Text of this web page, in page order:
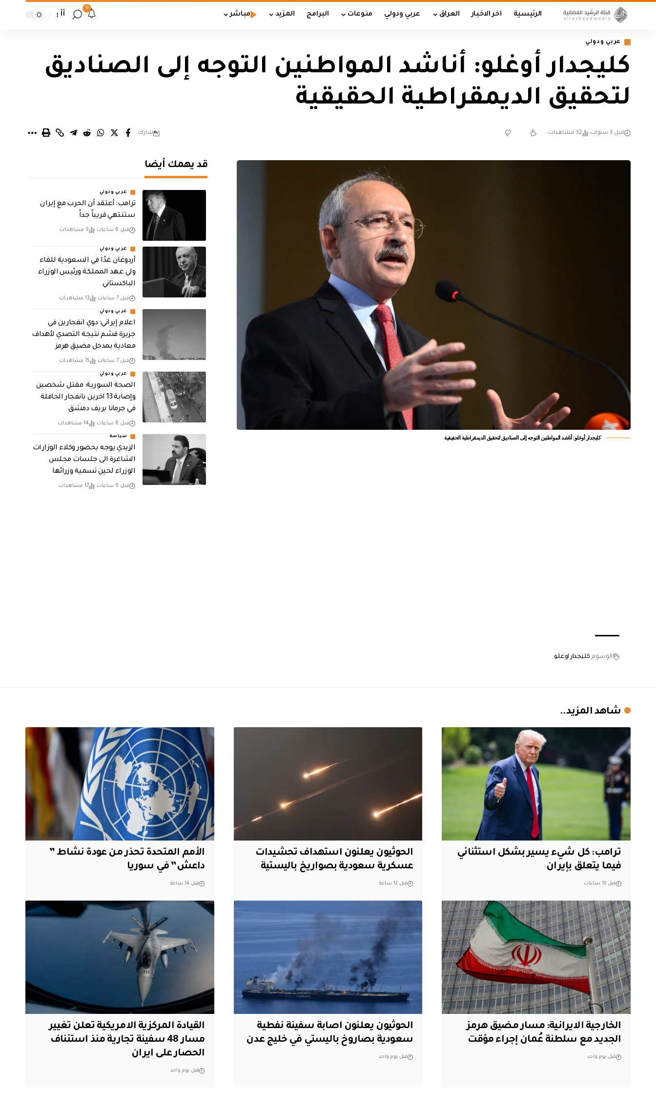
الرئيسية اخر الاخبار العراق عربي ودولي منوعات البرامج المزيد مباشر
9
أأ
عربي ودولي
كليجدار أوغلو: أناشد المواطنين التوجه إلى الصناديق
لتحقيق الديمقراطية الحقيقية
قبل 3 سنوات 32 مشاهدات شارك
كليجدار أوغلو: أناشد المواطنين التوجه إلى الصناديق لتحقيق الديمقراطية الحقيقية
الوسوم كليجدار اوغلو
قد يهمك أيضا
عربي ودولي
‏ترامب: أعتقد أن الحرب مع إيران
ستنتهي قريباً جداً
قبل 6 ساعات 9 مشاهدات
عربي ودولي
أردوغان غدًا في السعودية للقاء
ولي عهد المملكة ورئيس الوزراء
الباكستاني
قبل 7 ساعات 13 مشاهدات
عربي ودولي
اعلام إيراني: دوي انفجارين في
جزيرة قشم نتيجة التصدي لأهداف
معادية بمدخل مضيق هرمز
قبل 7 ساعات 15 مشاهدات
عربي ودولي
الصحة السورية: مقتل شخصين
وإصابة 13 اخرين بانفجار الحافلة
في جرمانا بريف دمشق
قبل 8 ساعات 14 مشاهدات
سياسة
الزيدي يوجه بحضور وكلاء الوزارات
الشاغرة الى جلسات مجلس
الوزراء لحين تسمية وزرائها
قبل 9 ساعات 17 مشاهدات
شاهد المزيد..
ترامب: كل شيء يسير بشكل استثنائي
فيما يتعلق بإيران
قبل 10 ساعات
الحوثيون يعلنون استهداف تحشيدات
عسكرية سعودية بصواريخ باليستية
قبل 12 ساعة
الأمم المتحدة تحذر من عودة نشاط ”
داعش” في سوريا
قبل 14 ساعة
الخارجية الايرانية: مسار مضيق هرمز
الجديد مع سلطنة عُمان إجراء مؤقت
قبل يوم واحد
الحوثيون يعلنون اصابة سفينة نفطية
سعودية بصاروخ باليستي في خليج عدن
قبل يوم واحد
القيادة المركزية الامريكية تعلن تغيير
مسار 48 سفينة تجارية منذ استئناف
الحصار على ايران
قبل يوم واحد